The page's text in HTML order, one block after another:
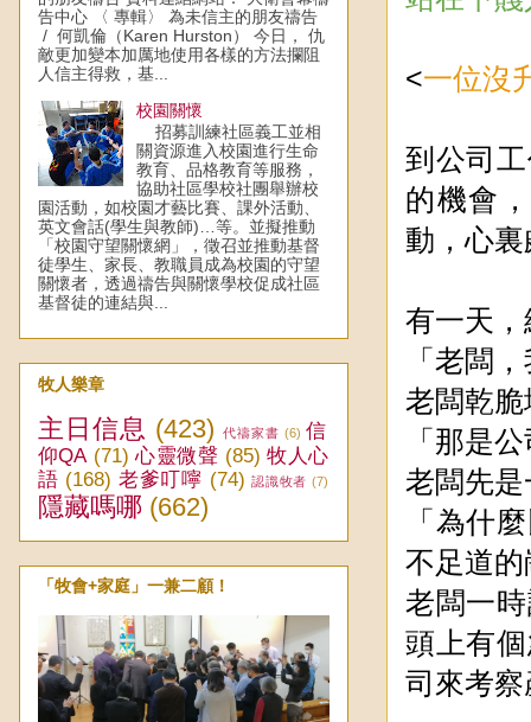
<一位沒
到公司
的機會
動，心
有一天
「老闆
老闆乾
「那是
老闆先
「為什
不足道
老闆一
頭上有
司來考
告中心 〈 專輯〉 為未信主的朋友禱告
/ 何凱倫（Karen Hurston） 今日， 仇
敵更加變本加厲地使用各樣的方法攔阻
人信主得救，基...
校園關懷
招募訓練社區義工並相
關資源進入校園進行生命
教育、品格教育等服務，
協助社區學校社團舉辦校
園活動，如校園才藝比賽、課外活動、
英文會話(學生與教師)…等。並擬推動
「校園守望關懷網」，徵召並推動基督
徒學生、家長、教職員成為校園的守望
關懷者，透過禱告與關懷學校促成社區
基督徒的連結與...
牧人樂章
主日信息 (423) 代禱家書 (6) 信
仰QA (71) 心靈微聲 (85) 牧人心
語 (168) 老爹叮嚀 (74) 認識牧者 (7)
隱藏嗎哪 (662)
「牧會+家庭」一兼二顧！